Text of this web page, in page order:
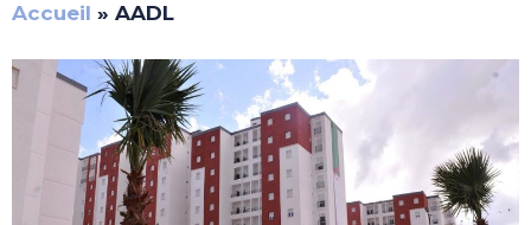
Accueil » AADL